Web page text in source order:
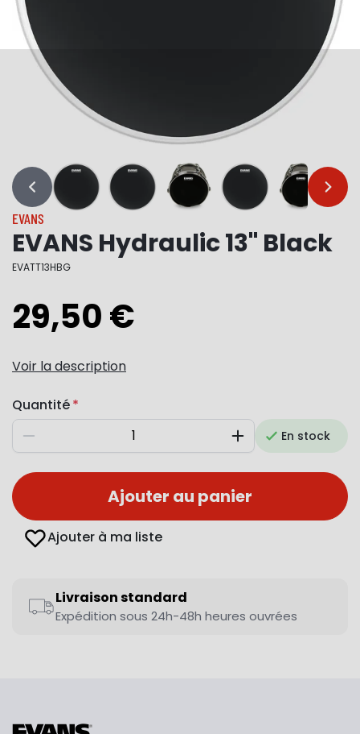
… …
EVANS
EVANS Hydraulic 13" Black
EVATT13HBG
29,50 €
Voir la description
Quantité
Diminuer AugmenterEn stock
Ajouter au panier
Ajouter à ma liste
Livraison standard
Expédition sous 24h-48h heures ouvrées